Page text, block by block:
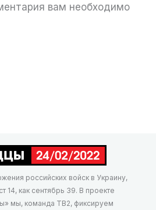
вам необходимо
российских войск в Украину,
14, как сентябрь 39. В проекте
мы, команда ТВ2, фиксируем